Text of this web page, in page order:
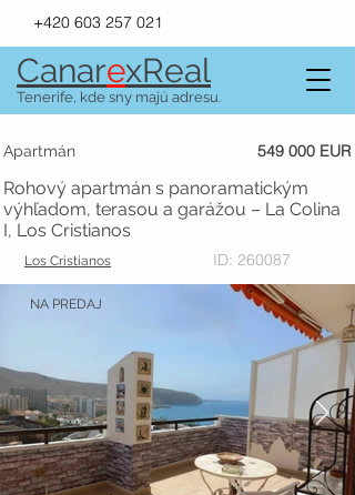
+420 603 257 021
CanarexReal
Tenerife, kde sny majú adresu.
Apartmán 549 000 EUR
Rohový apartmán s panoramatickým
výhľadom, terasou a garážou – La Colina
I, Los Cristianos
Los Cristianos ID: 260087
NA PREDAJ